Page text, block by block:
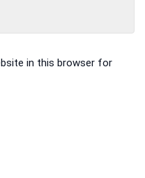
in this browser for